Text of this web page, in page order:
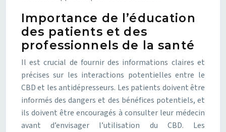
Importance de l’éducation
des patients et des
professionnels de la santé
Il est crucial de fournir des informations claires et
précises sur les interactions potentielles entre le
CBD et les antidépresseurs. Les patients doivent être
informés des dangers et des bénéfices potentiels, et
ils doivent être encouragés à consulter leur médecin
avant d’envisager l’utilisation du CBD. Les